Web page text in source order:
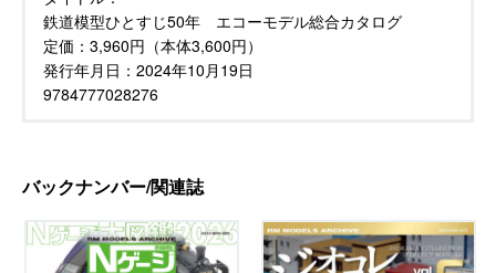
鉄道模型ひとすじ50年 エコーモデル総合カタログ
定価： 3,960円（本体3,600円）
発行年月日： 2024年10月19日
9784777028276
バックナンバー/関連誌